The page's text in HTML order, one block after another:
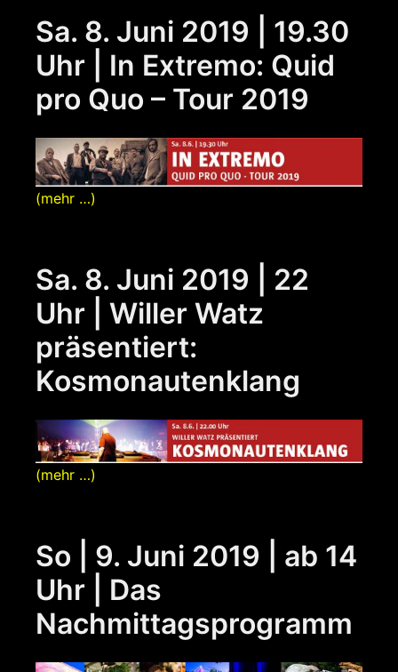
Sa. 8. Juni 2019 | 19.30
Uhr | In Extremo: Quid
pro Quo – Tour 2019
(mehr …)
Sa. 8. Juni 2019 | 22
Uhr | Willer Watz
präsentiert:
Kosmonautenklang
(mehr …)
So | 9. Juni 2019 | ab 14
Uhr | Das
Nachmittagsprogramm